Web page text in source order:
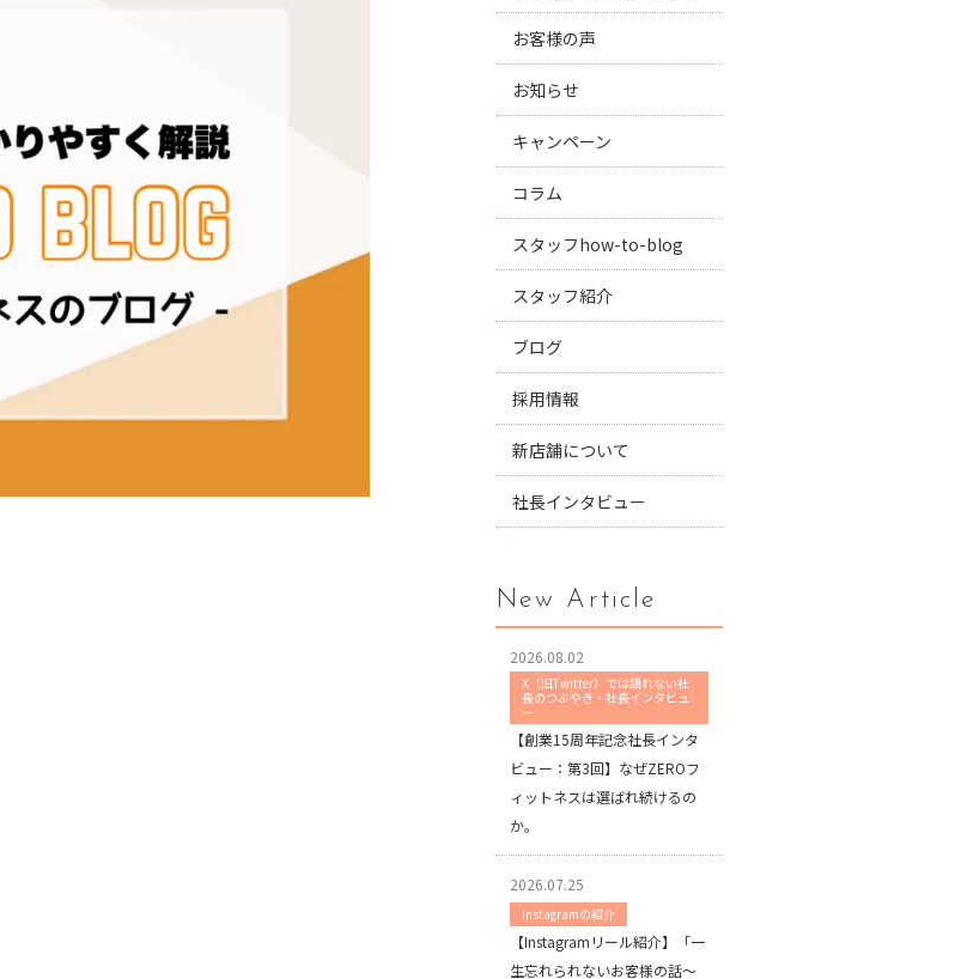
お客様の声
お知らせ
キャンペーン
コラム
スタッフhow-to-blog
スタッフ紹介
ブログ
採用情報
新店舗について
社長インタビュー
New Article
2026.08.02
X（旧Twitter）では語れない社
長のつぶやき・社長インタビュ
ー
【創業15周年記念社長インタ
ビュー：第3回】なぜZEROフ
ィットネスは選ばれ続けるの
か。
2026.07.25
Instagramの紹介
【Instagramリール紹介】「一
生忘れられないお客様の話〜